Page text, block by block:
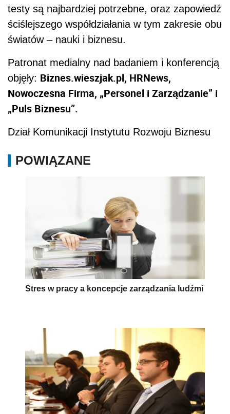
testy są najbardziej potrzebne, oraz zapowiedź
ściślejszego współdziałania w tym zakresie obu
światów – nauki i biznesu.
Patronat medialny nad badaniem i konferencją
objęły: Biznes.wieszjak.pl, HRNews,
Nowoczesna Firma, „Personel i Zarządzanie” i
„Puls Biznesu”.
Dział Komunikacji Instytutu Rozwoju Biznesu
POWIĄZANE
Stres w pracy a koncepcje zarządzania ludźmi